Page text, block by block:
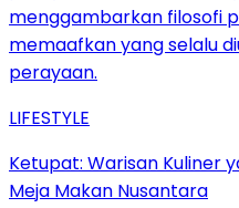
LIFESTYLE
Ketupat: Warisan Kuliner
Meja Makan Nusantara